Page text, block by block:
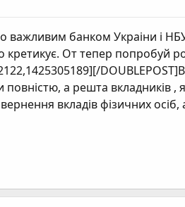
важливим банком Украіни і
кретикує. От тепер попробуй
а решта вкладників
вкладів фізичних осіб,